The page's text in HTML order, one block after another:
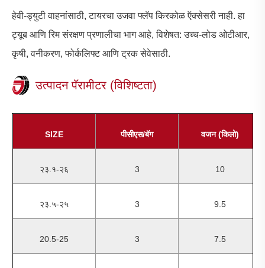
हेवी-ड्युटी वाहनांसाठी, टायरचा उजवा फ्लॅप किरकोळ ऍक्सेसरी नाही. हा
ट्यूब आणि रिम संरक्षण प्रणालीचा भाग आहे, विशेषत: उच्च-लोड ओटीआर,
कृषी, वनीकरण, फोर्कलिफ्ट आणि ट्रक सेवेसाठी.
उत्पादन पॅरामीटर (विशिष्टता)
SIZE पीसीएस/बॅग वजन (किलो)
२३.१-२६ 3 10
२३.५-२५ 3 9.5
20.5-25 3 7.5